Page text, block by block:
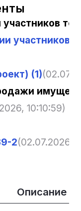
участников
(1)
10:10:59)
2(02.07.2026,
Описание